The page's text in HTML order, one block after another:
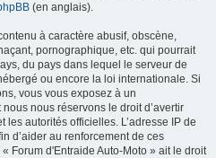
(en anglais).
à caractère abusif, obscène,
pornographique, etc. qui pourrait
du pays dans lequel le serveur de
ou encore la loi internationale. Si
vous vous exposez à un
nous réservons le droit d’avertir
les autorités officielles. L’adresse IP de
d’aider au renforcement de ces
Forum d'Entraide Auto-Moto » ait le droit